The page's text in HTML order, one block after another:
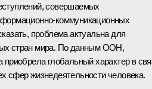
совершаемых
коммуникационных
проблема актуальна для
стран мира. По данным ООН,
приобрела глобальный характер в
сфер жизнедеятельности человека.